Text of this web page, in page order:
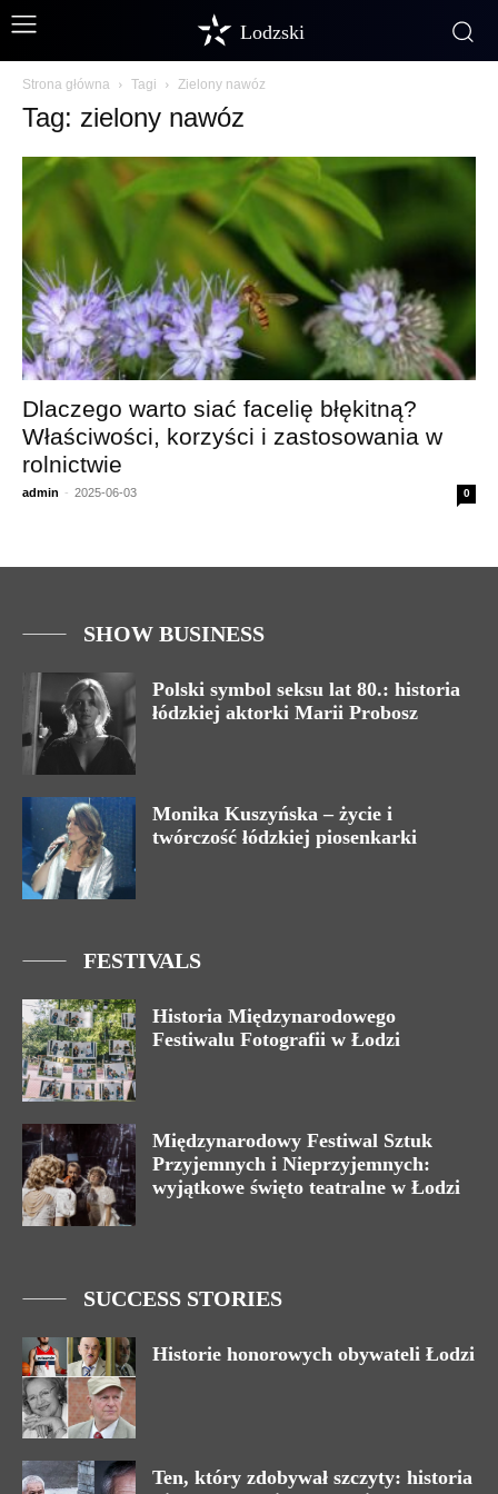
Lodzski
Strona główna Tagi Zielony nawóz
Tag: zielony nawóz
Dlaczego warto siać facelię błękitną?
Właściwości, korzyści i zastosowania w
rolnictwie
admin - 2025-06-03 0
SHOW BUSINESS
Polski symbol seksu lat 80.: historia
łódzkiej aktorki Marii Probosz
Monika Kuszyńska – życie i
twórczość łódzkiej piosenkarki
FESTIVALS
Historia Międzynarodowego
Festiwalu Fotografii w Łodzi
Międzynarodowy Festiwal Sztuk
Przyjemnych i Nieprzyjemnych:
wyjątkowe święto teatralne w Łodzi
SUCCESS STORIES
Historie honorowych obywateli Łodzi
Ten, który zdobywał szczyty: historia